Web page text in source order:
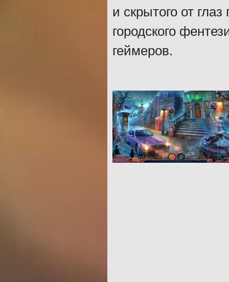
и скрытого от
городского
геймеров.